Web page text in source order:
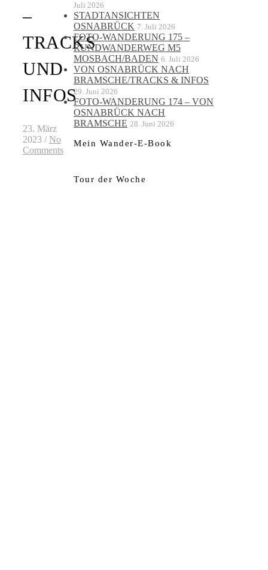
–
TRACKS
UND
INFOS
23. März
2023 / No
Comments
Juli 2026
STADTANSICHTEN
OSNABRÜCK 7. Juli 2026
FOTO-WANDERUNG 175 –
RUNDWANDERWEG M5
MOSBACH/BADEN 6. Juli 2026
VON OSNABRÜCK NACH
BRAMSCHE/TRACKS & INFOS
29. Juni 2026
FOTO-WANDERUNG 174 – VON
OSNABRÜCK NACH
BRAMSCHE 28. Juni 2026
Mein Wander-E-Book
Tour der Woche